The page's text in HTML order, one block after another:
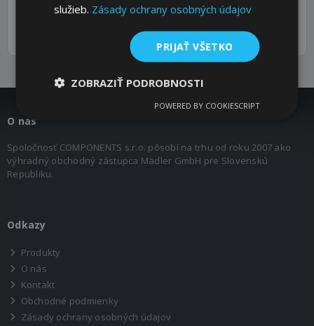
10899003 16 B- 25,4 x 17,02
1" x 17,02
65
O nás
Spoločnosť COMPONENTS s.r.o. pôsobí na trhu od roku 2007 ako
výhradný obchodný zástupca Mädler GmbH pre Slovenskú
Republiku.
Odkazy
Produkty
O nás
Kontakt
Obchodné podmienky
Zásady ochrany osobných údajov
služieb. Zásady ochrany osobných údajov
PRIJAŤ VŠETKO
ZOBRAZIŤ PODROBNOSTI
POWERED BY COOKIESCRIPT